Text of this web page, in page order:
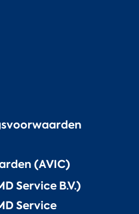
(AVIC)
Service B.V.)
Service